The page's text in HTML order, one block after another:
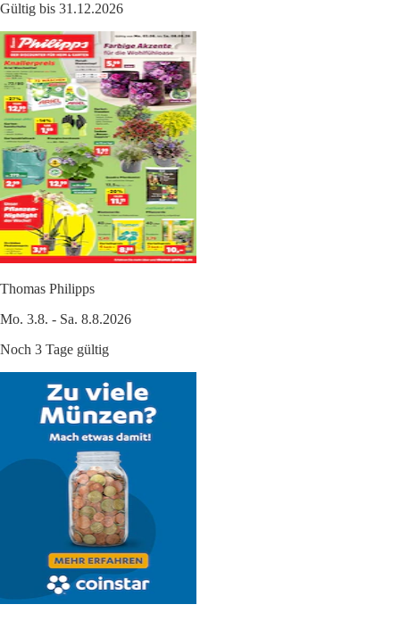
Gültig bis 31.12.2026
Thomas Philipps
Mo. 3.8. - Sa. 8.8.2026
Noch 3 Tage gültig